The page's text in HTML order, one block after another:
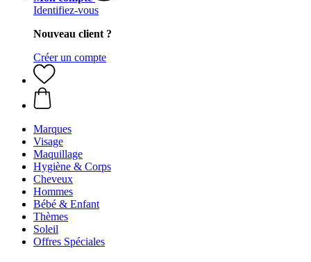
Identifiez-vous
Nouveau client ?
Créer un compte
Marques
Visage
Maquillage
Hygiène & Corps
Cheveux
Hommes
Bébé & Enfant
Thèmes
Soleil
Offres Spéciales